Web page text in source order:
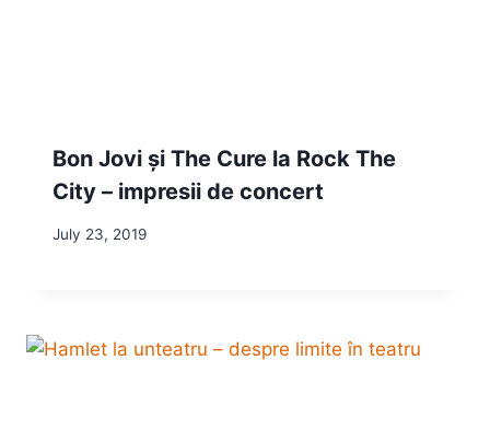
Bon Jovi și The Cure la Rock The
City – impresii de concert
July 23, 2019